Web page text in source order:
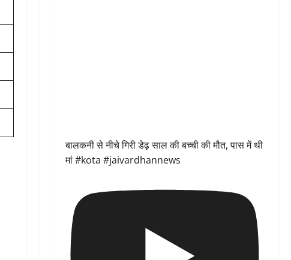
बालकनी से नीचे गिरी डेढ़ साल की बच्ची की मौत, पास में थी
मां #kota #jaivardhannews